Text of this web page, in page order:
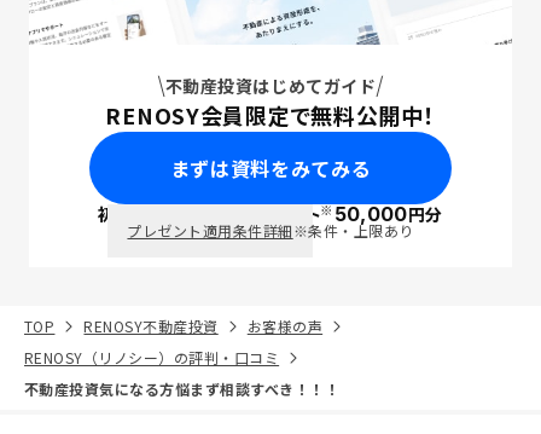
不動産投資はじめてガイド
RENOSY会員限定で無料公開中！
まずは資料をみてみる
初回面談で ポイント※50,000円分
プレゼント適用条件詳細※条件・上限あり
TOP RENOSY不動産投資
お客様の声
RENOSY（リノシー）の評判・口コミ
不動産投資気になる方悩まず相談すべき！！！